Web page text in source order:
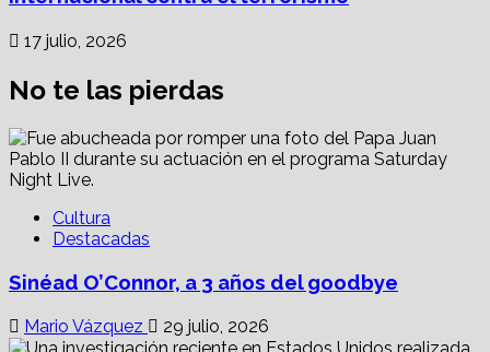
17 julio, 2026
No te las pierdas
Cultura
Destacadas
Sinéad O’Connor, a 3 años del goodbye
Mario Vázquez 29 julio, 2026